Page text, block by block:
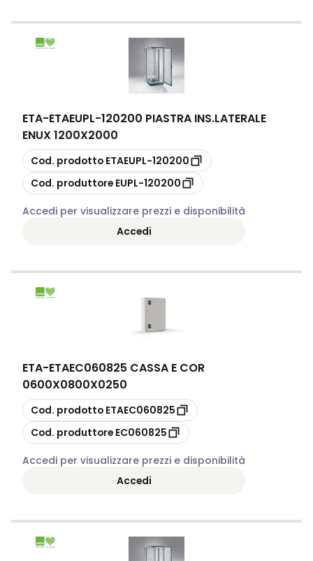
ETA-ETAEUPL-120200 PIASTRA INS.LATERALE
ENUX 1200X2000
copia
Cod. prodotto ETAEUPL-120200
copia
Cod. produttore EUPL-120200
Accedi per visualizzare prezzi e disponibilità
Accedi
ETA-ETAEC060825 CASSA E COR
0600X0800X0250
copia
Cod. prodotto ETAEC060825
copia
Cod. produttore EC060825
Accedi per visualizzare prezzi e disponibilità
Accedi